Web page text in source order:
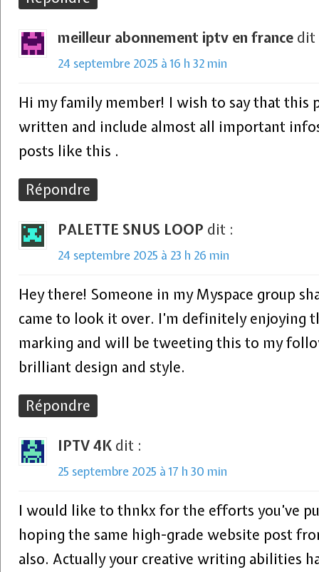
meilleur abonnement iptv en france dit
24 septembre 2025 à 16 h 32 min
Hi my family member! I wish to say that this
written and include almost all important
posts like this .
Répondre
PALETTE SNUS LOOP dit :
24 septembre 2025 à 23 h 26 min
Hey there! Someone in my Myspace group
came to look it over. I’m definitely enjoying
marking and will be tweeting this to my
brilliant design and style.
Répondre
IPTV 4K dit :
25 septembre 2025 à 17 h 30 min
I would like to thnkx for the efforts you’ve
hoping the same high-grade website post
also. Actually your creative writing abilities